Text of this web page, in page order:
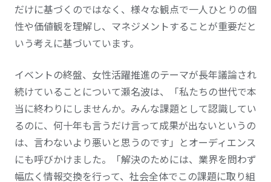
だけに基づくのではなく、様々な観点で一人ひとりの個
性や価値観を理解し、マネジメントすることが重要だと
いう考えに基づいています。
イベントの終盤、女性活躍推進のテーマが長年議論され
続けていることについて瀬名波は、「私たちの世代で本
当に終わりにしませんか。みんな課題として認識してい
るのに、何十年も言うだけ言って成果が出ないというの
は、言わないより悪いと思うのです」とオーディエンス
にも呼びかけました。「解決のためには、業界を問わず
幅広く情報交換を行って、社会全体でこの課題に取り組